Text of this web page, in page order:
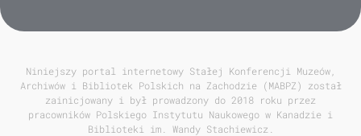
Niniejszy portal internetowy Stałej Konferencji Muzeów,
Archiwów i Bibliotek Polskich na Zachodzie (MABPZ) został
zainicjowany i był prowadzony do 2018 roku przez
pracowników Polskiego Instytutu Naukowego w Kanadzie i
Biblioteki im. Wandy Stachiewicz.